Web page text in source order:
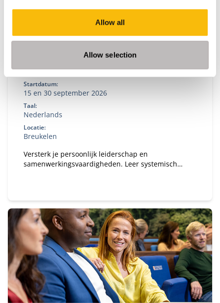
Allow all
Allow selection
Startdatum:
15 en 30 september 2026
Taal:
Nederlands
Locatie:
Breukelen
Versterk je persoonlijk leiderschap en
samenwerkingsvaardigheden. Leer systemisch